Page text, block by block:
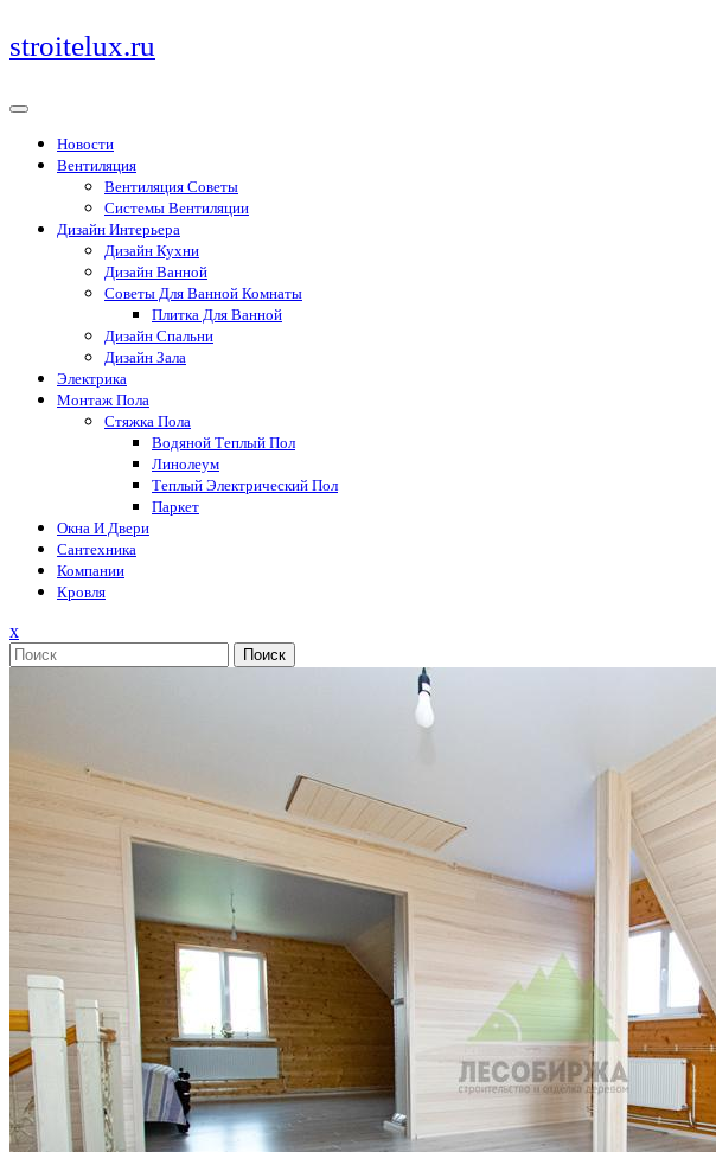
Перейти
к
stroitelux.ru
Новости
Вентиляция
Вентиляция Советы
Системы Вентиляции
Дизайн Интерьера
Дизайн Кухни
Дизайн Ванной
Советы Для Ванной Комнаты
Плитка Для Ванной
Дизайн Спальни
Дизайн Зала
Электрика
Монтаж Пола
Стяжка Пола
Водяной Теплый Пол
Линолеум
Теплый Электрический Пол
Паркет
Окна И Двери
Сантехника
Компании
Кровля
xЗакрыть
меню
Поиск